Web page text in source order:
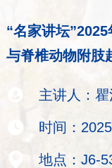
“名家讲坛
空间聚类方法研
主讲人：刘
时间：
地点：智能
“名家讲坛
Some
主讲人：
时间：
“名家讲坛
method in
主讲人：金
时间：
“名家讲坛
energy
主讲人：
时间：
“名家讲坛
study on
主讲人：
时间：
“名家讲坛
Slope
Simulations（
“名家讲坛
与脊椎动物附肢
主讲人：瞿
时间：
地点：J6-
“名家讲坛
化（总1074期）
主讲人：马
时间：
地点：J2-
“名家讲坛
空间聚类方法研
主讲人：刘
时间：
地点：智能
“名家讲坛
Some
主讲人：
时间：